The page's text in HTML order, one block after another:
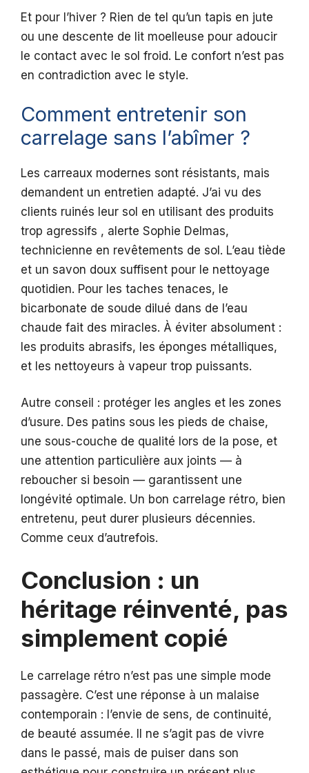
Et pour l’hiver ? Rien de tel qu’un tapis en jute
ou une descente de lit moelleuse pour adoucir
le contact avec le sol froid. Le confort n’est pas
en contradiction avec le style.
Comment entretenir son
carrelage sans l’abîmer ?
Les carreaux modernes sont résistants, mais
demandent un entretien adapté. J’ai vu des
clients ruinés leur sol en utilisant des produits
trop agressifs , alerte Sophie Delmas,
technicienne en revêtements de sol. L’eau tiède
et un savon doux suffisent pour le nettoyage
quotidien. Pour les taches tenaces, le
bicarbonate de soude dilué dans de l’eau
chaude fait des miracles. À éviter absolument :
les produits abrasifs, les éponges métalliques,
et les nettoyeurs à vapeur trop puissants.
Autre conseil : protéger les angles et les zones
d’usure. Des patins sous les pieds de chaise,
une sous-couche de qualité lors de la pose, et
une attention particulière aux joints — à
reboucher si besoin — garantissent une
longévité optimale. Un bon carrelage rétro, bien
entretenu, peut durer plusieurs décennies.
Comme ceux d’autrefois.
Conclusion : un
héritage réinventé, pas
simplement copié
Le carrelage rétro n’est pas une simple mode
passagère. C’est une réponse à un malaise
contemporain : l’envie de sens, de continuité,
de beauté assumée. Il ne s’agit pas de vivre
dans le passé, mais de puiser dans son